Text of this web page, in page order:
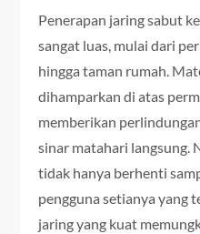
Penerapan jaring sabut
sangat luas, mulai dari
hingga taman rumah.
dihamparkan di atas
memberikan
sinar matahari langsung.
tidak hanya berhenti
pengguna setianya yang
jaring yang kuat